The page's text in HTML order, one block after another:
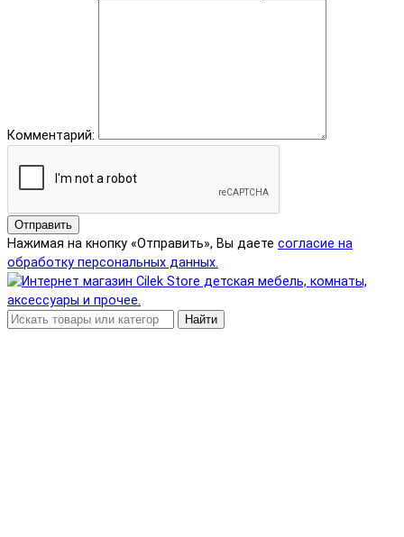
Комментарий:
Отправить
Нажимая на кнопку «Отправить», Вы даете согласие на
обработку персональных данных.
Найти